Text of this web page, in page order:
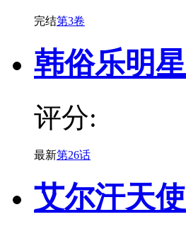
完结第3卷
韩俗乐明星
评分:
最新第26话
艾尔汗天使